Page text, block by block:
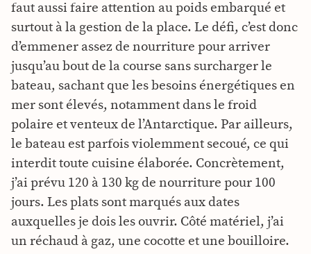
faut aussi faire attention au poids embarqué et
surtout à la gestion de la place. Le défi, c’est donc
d’emmener assez de nourriture pour arriver
jusqu’au bout de la course sans surcharger le
bateau, sachant que les besoins énergétiques en
mer sont élevés, notamment dans le froid
polaire et venteux de l’Antarctique. Par ailleurs,
le bateau est parfois violemment secoué, ce qui
interdit toute cuisine élaborée. Concrètement,
j’ai prévu 120 à 130 kg de nourriture pour 100
jours. Les plats sont marqués aux dates
auxquelles je dois les ouvrir. Côté matériel, j’ai
un réchaud à gaz, une cocotte et une bouilloire.